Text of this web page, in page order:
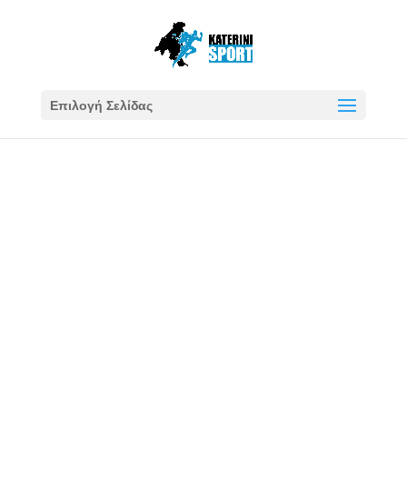
Επιλογή Σελίδας